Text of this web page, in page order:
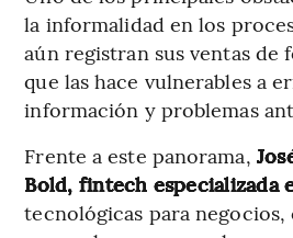
la informalidad en los
aún registran sus ventas de
que las hace vulnerables a
información y problemas
Frente a este panorama,
Bold, fintech especializada
tecnológicas para